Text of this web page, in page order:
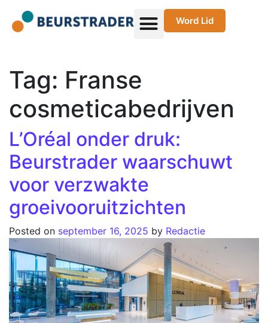
Word Lid
Tag: Franse
cosmeticabedrijven
L’Oréal onder druk:
Beurstrader waarschuwt
voor verzwakte
groeivooruitzichten
Posted on september 16, 2025 by Redactie